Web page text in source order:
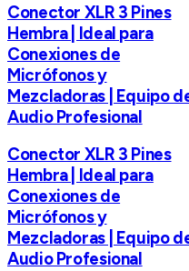
Conector XLR 3 Pines
Hembra | Ideal para
Conexiones de
Micrófonos y
Mezcladoras | Equipo
Audio Profesional
Conector XLR 3 Pines
Hembra | Ideal para
Conexiones de
Micrófonos y
Mezcladoras | Equipo
Audio Profesional